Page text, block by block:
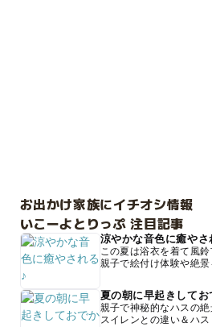
お出かけ家族にイチオシ情報
いこーよとりっぷ 注目記事
涼やかな音色に癒やさ
この夏は浴衣を着て風鈴
親子で絵付け体験や絶景
夏の朝に早起きしてお
親子で神秘的なハスの絶
スイレンとの違い＆ハ